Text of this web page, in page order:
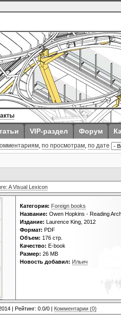
VIP-раздел Форум
, по просмотрам, по дате
A Visual Lexicon
Категория: Foreign books
Название: Owen Hopkins - Reading
Издание: Laurence King, 2012
Формат: PDF
Объем: 176 стр.
Качество: E-book
Размер: 26 MB
Новость добавил: Ильич
| Рейтинг: 0.0/0 | Комментарии (0)